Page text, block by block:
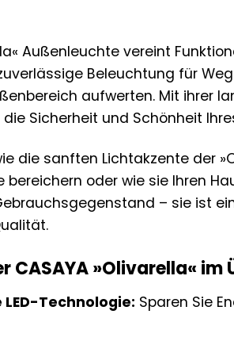
Außenleuchte vereint
Beleuchtung für
aufwerten. Mit ihrer
Sicherheit und Schönheit
die sanften Lichtakzente der
bereichern oder wie sie Ihren
– sie ist
CASAYA »Olivarella« im
Technologie: Sparen Sie